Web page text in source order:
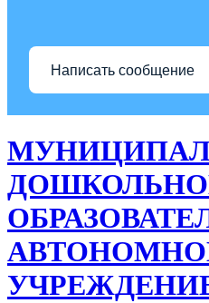
Написать сообщение